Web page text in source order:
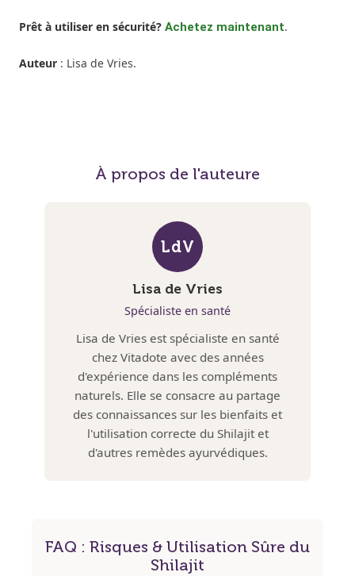
Prêt à utiliser en sécurité? Achetez maintenant.
Auteur : Lisa de Vries.
À propos de l'auteure
LdV
Lisa de Vries
Spécialiste en santé
Lisa de Vries est spécialiste en santé
chez Vitadote avec des années
d'expérience dans les compléments
naturels. Elle se consacre au partage
des connaissances sur les bienfaits et
l'utilisation correcte du Shilajit et
d'autres remèdes ayurvédiques.
FAQ : Risques & Utilisation Sûre du
Shilajit